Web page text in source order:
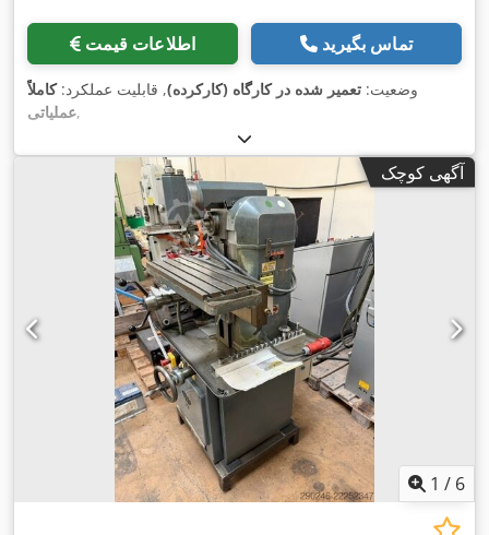
اطلاعات قیمت تماس بگیرید
وضعیت: تعمیر شده در کارگاه (کارکرده), قابلیت عملکرد:کاملاً
عملیاتی,
آگهی کوچک
1 / 6